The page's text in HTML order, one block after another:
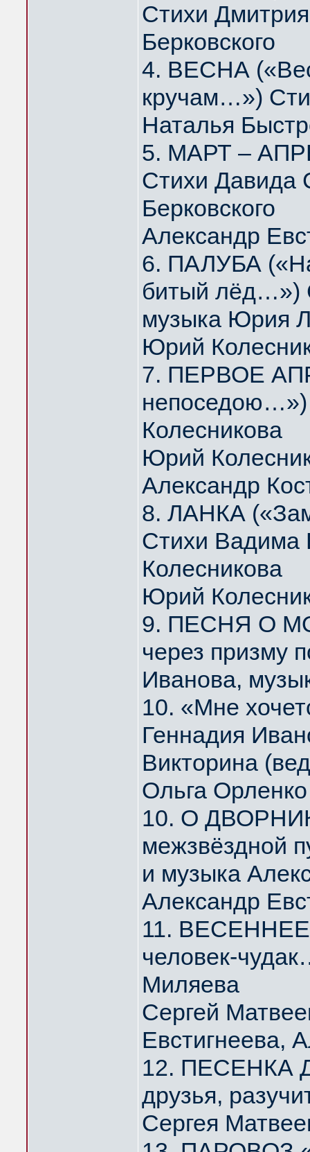
Стихи
Берковского
4. ВЕСНА
кручам…»)
Наталья
5. МАРТ –
Стихи Давида
Берковского
Александр
6. ПАЛУБА
битый лёд…»)
музыка Юрия
Юрий
7. ПЕРВОЕ
Колесникова
Юрий
Александр
8. ЛАНКА
Стихи Вадима
Колесникова
Юрий
9. ПЕСНЯ О
через призму
Иванова,
10. «Мне
Геннадия
Викторина
Ольга Орленко
10. О
межзвёздной
и музыка
Александр
11. ВЕСЕННЕЕ
человек-
Миляева
Сергей
Евстигнеева,
12. ПЕСЕНКА
друзья,
Сергея